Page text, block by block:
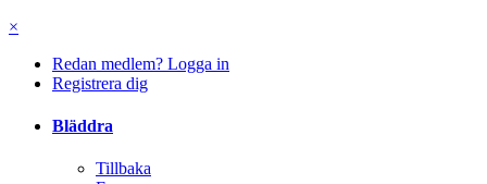
×
Redan medlem? Logga in
Registrera dig
Bläddra
Tillbaka